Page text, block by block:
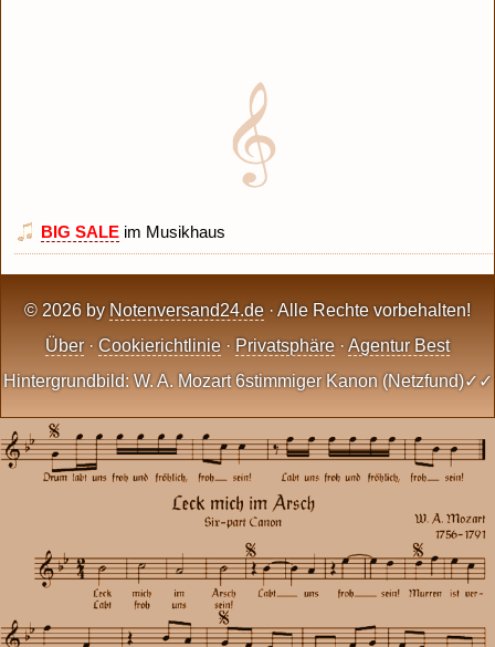
BIG SALE im Musikhaus
© 2026 by Notenversand24.de · Alle Rechte vorbehalten!
Über · Cookierichtlinie · Privatsphäre · Agentur Best
Hintergrundbild: W. A. Mozart 6stimmiger Kanon (Netzfund)✓✓